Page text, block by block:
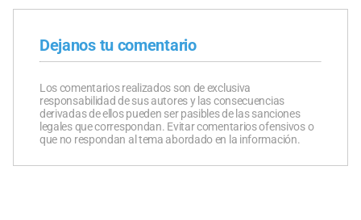
Dejanos tu comentario
Los comentarios realizados son de exclusiva
responsabilidad de sus autores y las consecuencias
derivadas de ellos pueden ser pasibles de las sanciones
legales que correspondan. Evitar comentarios ofensivos o
que no respondan al tema abordado en la información.